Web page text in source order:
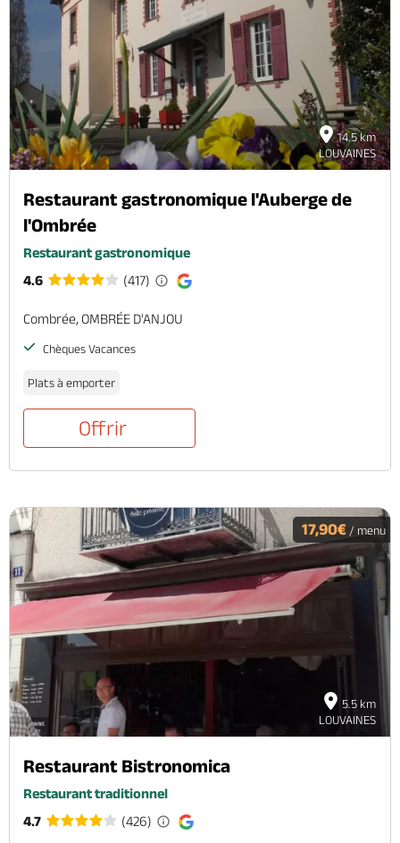
14.5 km
LOUVAINES
Restaurant gastronomique l'Auberge de
l'Ombrée
Restaurant gastronomique
4.6
(417)
Combrée, OMBRÉE D'ANJOU
Chèques Vacances
Plats à emporter
Offrir
5.5 km
LOUVAINES
17,90€ / menu
Restaurant Bistronomica
Restaurant traditionnel
4.7
(426)